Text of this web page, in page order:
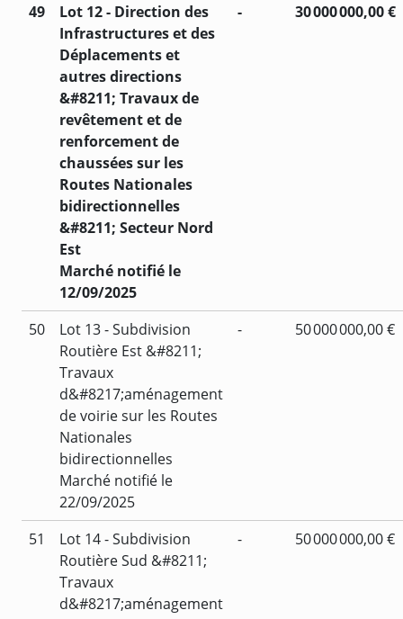
49
Lot 12 - Direction des
Infrastructures et des
Déplacements et
autres directions
&#8211; Travaux de
revêtement et de
renforcement de
chaussées sur les
Routes Nationales
bidirectionnelles
&#8211; Secteur Nord
Est
Marché notifié le
12/09/2025
- 30 000 000,00 €
50
Lot 13 - Subdivision
Routière Est &#8211;
Travaux
d&#8217;aménagement
de voirie sur les Routes
Nationales
bidirectionnelles
Marché notifié le
22/09/2025
- 50 000 000,00 €
51
Lot 14 - Subdivision
Routière Sud &#8211;
Travaux
d&#8217;aménagement
- 50 000 000,00 €